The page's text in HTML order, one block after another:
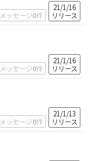
メッセージ0件
21/1/16
リリース
メッセージ0件
21/1/16
リリース
メッセージ0件
21/1/13
リリース